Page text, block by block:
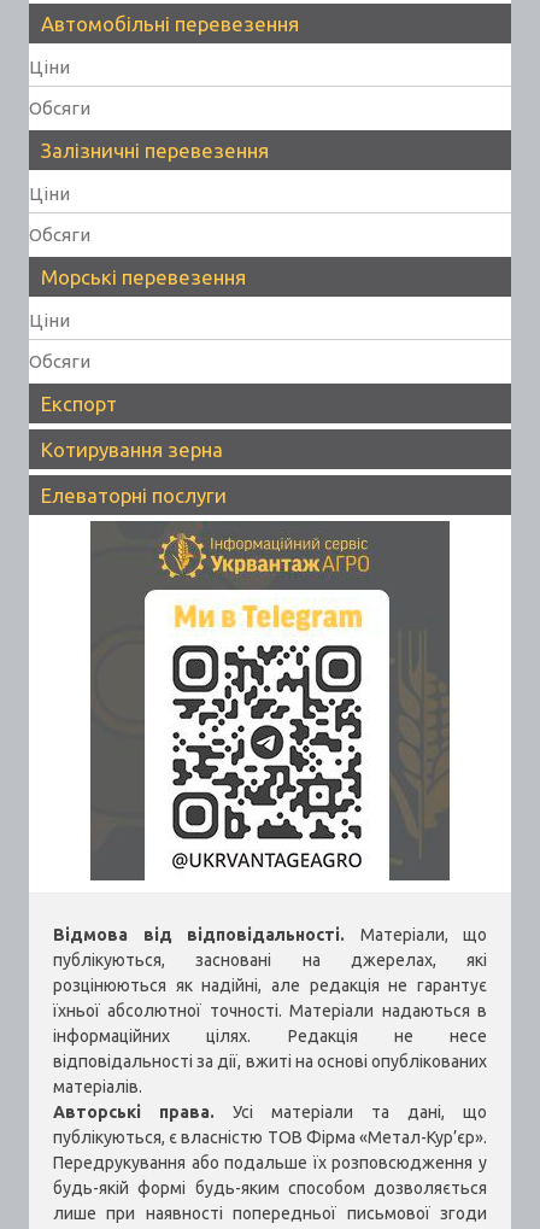
Автомобільні перевезення
Ціни
Обсяги
Залізничні перевезення
Ціни
Обсяги
Морські перевезення
Ціни
Обсяги
Експорт
Котирування зерна
Елеваторні послуги
Відмова від відповідальності. Матеріали, що
публікуються, засновані на джерелах, які
розцінюються як надійні, але редакція не гарантує
їхньої абсолютної точності. Матеріали надаються в
інформаційних цілях. Редакція не несе
відповідальності за дії, вжиті на основі опублікованих
матеріалів.
Авторські права. Усі матеріали та дані, що
публікуються, є власністю ТОВ Фірма «Метал-Кур’єр».
Передрукування або подальше їх розповсюдження у
будь-якій формі будь-яким способом дозволяється
лише при наявності попередньої письмової згоди